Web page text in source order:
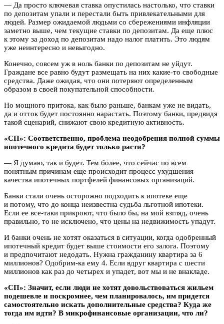
— Да просто ключевая ставка опустилась настолько, что ставки
по депозитам упали и перестали быть привлекательными для
людей. Размер ожидаемой людьми со сбережениями инфляции
заметно выше, чем текущие ставки по депозитам. Да еще плюс
к этому за доход по депозитам надо налог платить. Это людям
уже неинтересно и невыгодно.
Конечно, совсем уж в ноль банки по депозитам не уйдут.
Граждане все равно будут размещать на них какие-то свободные
средства. Даже ожидая, что они потеряют определенным
образом в своей покупательной способности.
Но мощного притока, как было раньше, банкам уже не видать,
да и отток будет постоянно нарастать. Поэтому банки, предвидя
такой сценарий, снижают свою кредитную активность.
«СП»: Соответственно, проблема неодобрения полной суммы
ипотечного кредита будет только расти?
— Я думаю, так и будет. Тем более, что сейчас по всем
понятным причинам еще происходит процесс ухудшения
качества ипотечных портфелей финансовых организаций.
Банки стали очень осторожно подходить к ипотеке еще
и потому, что до конца неизвестна судьба льготной ипотеки.
Если ее все-таки прикроют, что было бы, на мой взгляд, очень
правильно, то не исключено, что цены на недвижимость упадут.
И банки очень не хотят оказаться в ситуации, когда одобренный
ипотечный кредит будет выше стоимости его залога. Поэтому
и предпочитают недодать. Нужна гражданину квартира за 6
миллионов? Одобрим-ка ему 4. Если вдруг квартира с шести
миллионов как раз до четырех и упадет, вот мы и не внакладе.
«СП»: Значит, если люди не хотят довольствоваться жильем
подешевле и поскромнее, чем планировалось, им придется
самостоятельно искать дополнительные средства? Куда же
тогда им идти? В микрофинансовые организации, что ли?